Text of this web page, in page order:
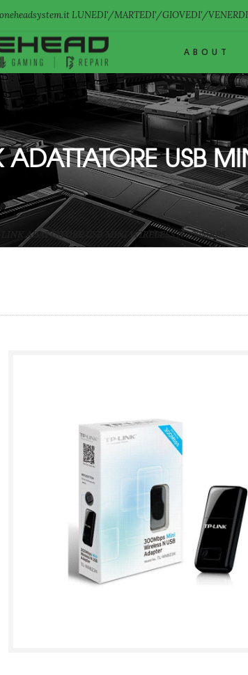
LUNEDI'/MARTEDI'/GIOVEDI'/
ABOUT
ADATTATORE USB
LINK ADATTATORE USB MINI WIRELESS N 300MBPS